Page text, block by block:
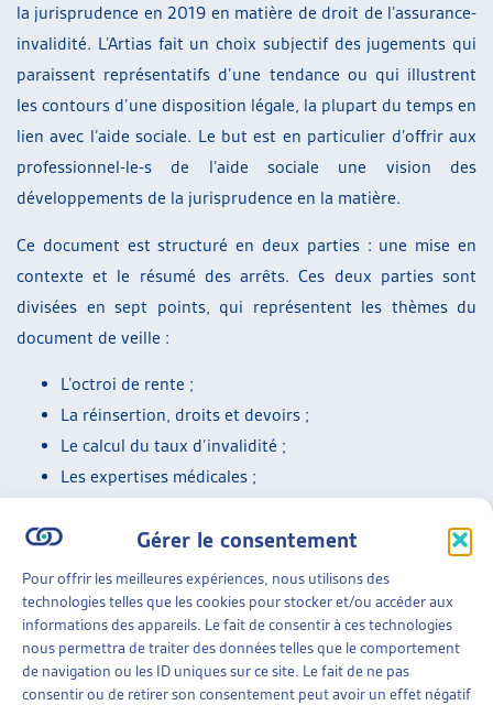
Gérer le consentement
Pour offrir les meilleures expériences, nous utilisons des
technologies telles que les cookies pour stocker et/ou accéder aux
informations des appareils. Le fait de consentir à ces technologies
nous permettra de traiter des données telles que le comportement
de navigation ou les ID uniques sur ce site. Le fait de ne pas
consentir ou de retirer son consentement peut avoir un effet négatif
la jurisprudence en 2019 en matière de droit de l’assurance-
invalidité. L’Artias fait un choix subjectif des jugements qui
paraissent représentatifs d’une tendance ou qui illustrent
les contours d’une disposition légale, la plupart du temps en
lien avec l’aide sociale. Le but est en particulier d’offrir aux
professionnel-le-s de l’aide sociale une vision des
développements de la jurisprudence en la matière.
Ce document est structuré en deux parties : une mise en
contexte et le résumé des arrêts. Ces deux parties sont
divisées en sept points, qui représentent les thèmes du
document de veille :
L’octroi de rente ;
La réinsertion, droits et devoirs ;
Le calcul du taux d’invalidité ;
Les expertises médicales ;
L’obtention illicite de prestations d’une assurance
sociale ou de l’aide sociale ;
Divers
Un premier document, qui concernait la jurisprudence du
Tribunal fédéral de l’année 2019 en matière de droit des
étrangers a été publiée sur notre site en été 2020.